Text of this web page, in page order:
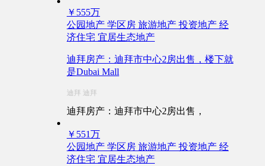
￥555万
公园地产 学区房 旅游地产 投资地产 经
济住宅 宜居生态地产
迪拜房产：迪拜市中心2房出售，楼下就
是Dubai Mall
迪拜 迪拜
迪拜房产：迪拜市中心2房出售，
￥551万
公园地产 学区房 旅游地产 投资地产 经
济住宅 宜居生态地产